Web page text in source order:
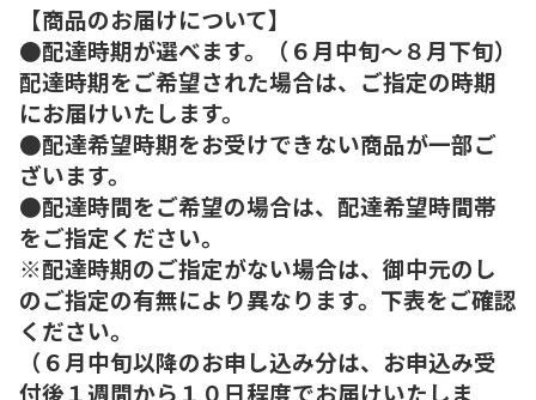
【商品のお届けについて】
●配達時期が選べます。（６月中旬～８月下旬）
配達時期をご希望された場合は、ご指定の時期
にお届けいたします。
●配達希望時期をお受けできない商品が一部ご
ざいます。
●配達時間をご希望の場合は、配達希望時間帯
をご指定ください。
※配達時期のご指定がない場合は、御中元のし
のご指定の有無により異なります。下表をご確認
ください。
（６月中旬以降のお申し込み分は、お申込み受
付後１週間から１０日程度でお届けいたしま